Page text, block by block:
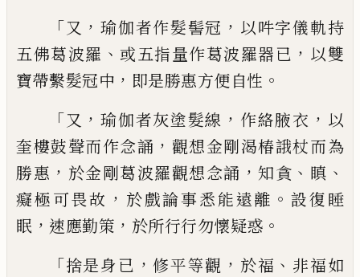
「又 ，瑜伽者作髮髻冠 ， 以吽字儀軌持
五佛葛波羅 、 或五指量作葛波羅器已 ， 以雙
寶帶繫髮冠中 ， 即是勝惠方便自性 。
「又 ，瑜伽者灰塗髮線 ， 作絡腋衣 ， 以
奎樓鼓聲而作念誦 ， 觀想金剛渴椿誐杖而為
勝惠 ， 於金剛葛波羅觀想念誦 ，知貪 、 瞋 、
癡極可畏故 ， 於戲論事悉能遠離 。 設復睡
眠 ， 速應勤策 ， 於所行行勿懷疑惑 。
「捨是身已 ，修平等觀 ， 於福 、 非福如